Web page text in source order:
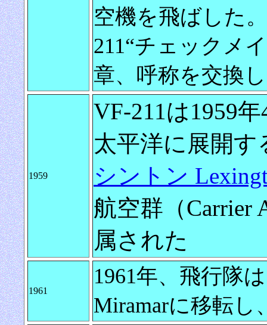
空機を飛ばした
211“チェックメ
章、呼称を交換
1959
VF-211は1959
太平洋に展開す
シントン
航空群（Carrier
属された
1961
1961年、飛行隊
Miramarに移転し